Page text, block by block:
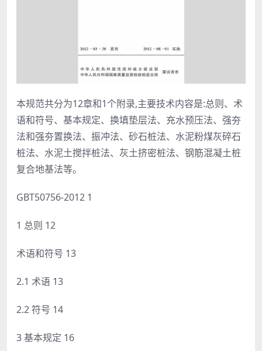
本规范共分为12章和1个附录,主要技术内容是:总则、术
语和符号、基本规定、换填垫层法、充水预压法、强夯
法和强夯置换法、振冲法、砂石桩法、水泥粉煤灰碎石
桩法、水泥土搅拌桩法、灰土挤密桩法、钢筋混凝土桩
复合地基法等。
GBT50756-2012 1
1 总则 12
术语和符号 13
2.1 术语 13
2.2 符号 14
3 基本规定 16